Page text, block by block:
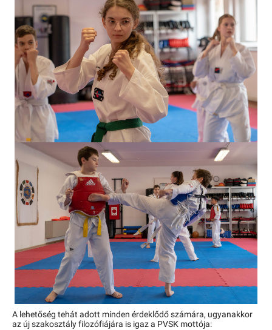
A lehetőség tehát adott minden érdeklődő számára, ugyanakkor
az új szakosztály filozófiájára is igaz a PVSK mottója: